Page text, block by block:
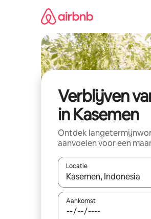
Verblijven
in Kasemen
Ontdek
aanvoelen voor een
Locatie
Wanneer er resultaten
Aankomst